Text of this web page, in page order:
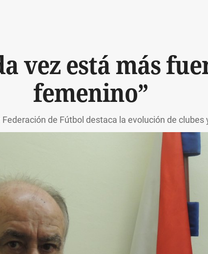
vez está más
femenino”
Federación de Fútbol destaca la evolución de clubes